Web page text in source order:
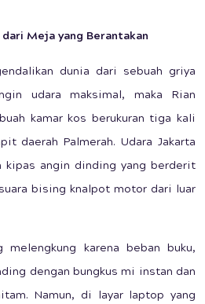
Meja yang Berantakan
dunia dari sebuah griya
udara maksimal, maka Rian
kamar kos berukuran tiga kali
daerah Palmerah. Udara Jakarta
kipas angin dinding yang berderit
bising knalpot motor dari luar
karena beban buku,
dengan bungkus mi instan dan
Namun, di layar laptop yang